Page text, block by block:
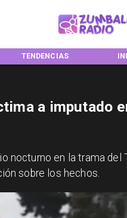
TENDENCIAS
a imputado
nocturno en la trama del
sobre los hechos.